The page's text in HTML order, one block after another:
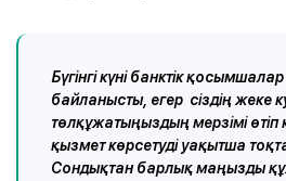
Бүгінгі күні банктік
байланысты, егер сіздің жеке
төлқұжатыңыздың мерзімі өтіп
қызмет көрсетуді уақытша
Сондықтан барлық маңызды